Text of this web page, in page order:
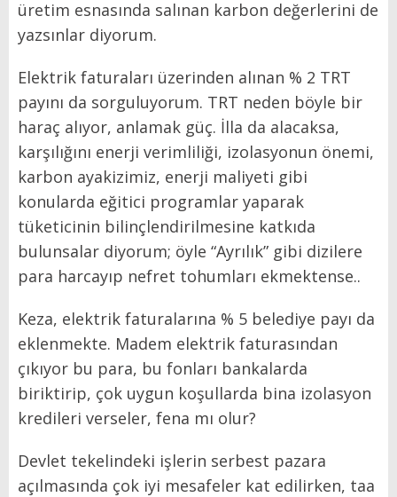
üretim esnasında salınan karbon değerlerini de
yazsınlar diyorum.
Elektrik faturaları üzerinden alınan % 2 TRT
payını da sorguluyorum. TRT neden böyle bir
haraç alıyor, anlamak güç. İlla da alacaksa,
karşılığını enerji verimliliği, izolasyonun önemi,
karbon ayakizimiz, enerji maliyeti gibi
konularda eğitici programlar yaparak
tüketicinin bilinçlendirilmesine katkıda
bulunsalar diyorum; öyle “Ayrılık” gibi dizilere
para harcayıp nefret tohumları ekmektense..
Keza, elektrik faturalarına % 5 belediye payı da
eklenmekte. Madem elektrik faturasından
çıkıyor bu para, bu fonları bankalarda
biriktirip, çok uygun koşullarda bina izolasyon
kredileri verseler, fena mı olur?
Devlet tekelindeki işlerin serbest pazara
açılmasında çok iyi mesafeler kat edilirken, taa